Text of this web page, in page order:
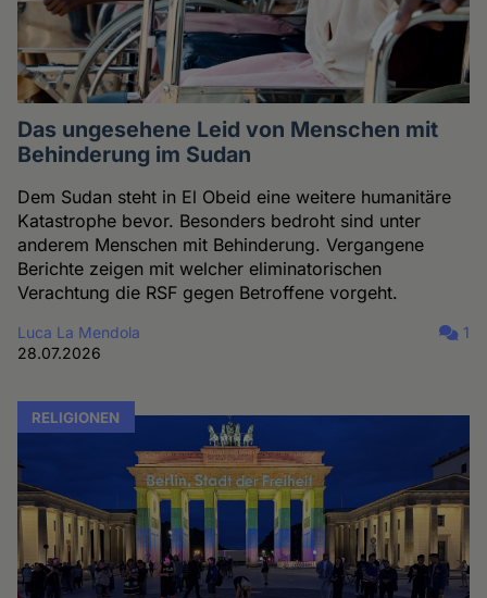
Das ungesehene Leid von Menschen mit
Behinderung im Sudan
Dem Sudan steht in El Obeid eine weitere humanitäre
Katastrophe bevor. Besonders bedroht sind unter
anderem Menschen mit Behinderung. Vergangene
Berichte zeigen mit welcher eliminatorischen
Verachtung die RSF gegen Betroffene vorgeht.
Luca La Mendola
28.07.2026
1
RELIGIONEN